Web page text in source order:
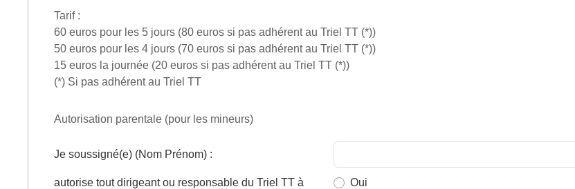
Tarif :
60 euros pour les 5 jours (80 euros si pas adhérent au Triel TT (*))
50 euros pour les 4 jours (70 euros si pas adhérent au Triel TT (*))
15 euros la journée (20 euros si pas adhérent au Triel TT (*))
(*) Si pas adhérent au Triel TT
Autorisation parentale (pour les mineurs)
Je soussigné(e) (Nom Prénom) :
autorise tout dirigeant ou responsable du Triel TT à
Oui